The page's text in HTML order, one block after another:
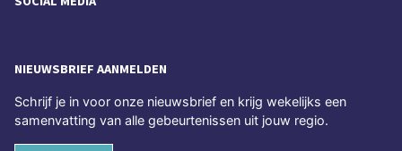
NIEUWSBRIEF AANMELDEN
Schrijf je in voor onze nieuwsbrief en krijg wekelijks een
samenvatting van alle gebeurtenissen uit jouw regio.